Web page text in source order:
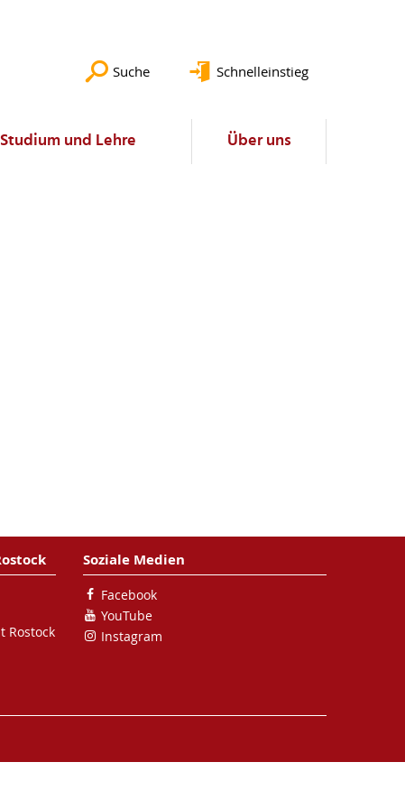
Suche Schnelleinstieg
Studium und Lehre Über uns
Rostock
Soziale Medien
Facebook
YouTube
Instagram